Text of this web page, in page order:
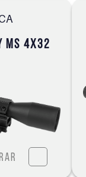
MS 4X32